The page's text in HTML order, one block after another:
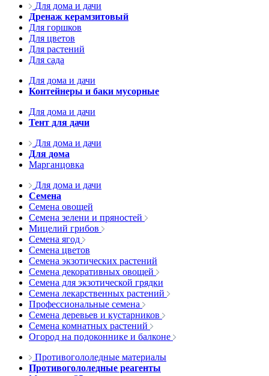
Для дома и дачи
Дренаж керамзитовый
Для горшков
Для цветов
Для растений
Для сада
Для дома и дачи
Контейнеры и баки мусорные
Для дома и дачи
Тент для дачи
Для дома и дачи
Для дома
Марганцовка
Для дома и дачи
Семена
Семена овощей
Семена зелени и пряностей
Мицелий грибов
Семена ягод
Семена цветов
Семена экзотических растений
Семена декоративных овощей
Семена для экзотической грядки
Семена лекарственных растений
Профессиональные семена
Семена деревьев и кустарников
Семена комнатных растений
Огород на подоконнике и балконе
Противогололедные материалы
Противогололедные реагенты